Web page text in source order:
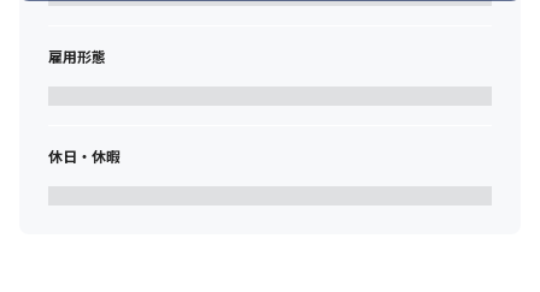
雇用形態
休日・休暇